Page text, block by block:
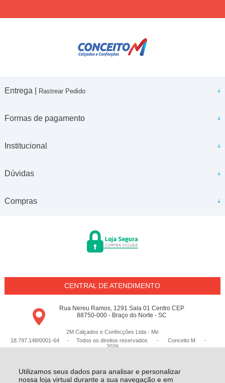
Utilizamos seus dados para analisar e personalizar
nossa loja virtual durante a sua navegação e em
Entrega | Rastrear Pedido
Formas de pagamento
Institucional
Dúvidas
Compras
CENTRAL DE ATENDIMENTO
Rua Nereu Ramos, 1291 Sala 01 Centro CEP
88750-000 - Braço do Norte - SC
2M Calçados e Confecções Ltda - Me
18.797.148/0001-64 - Todos os direitos reservados
- Conceito M
-
2026